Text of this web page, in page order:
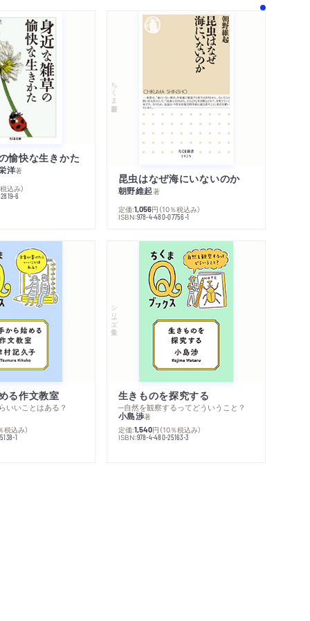
愉快な生きかた
洋著
込み）
6
ちくま新書
昆虫はなぜ海にいないのか
朝野維起著
定価:1,056円 （10％税込み）
ISBN:978-4-480-07756-1
る作文教室
いいことはある？
税込み）
1
シリーズ・全集
生きものを探究する
─自然を観察するってどういうこと？
小島渉著
定価:1,540円 （10％税込み）
ISBN:978-4-480-25163-3